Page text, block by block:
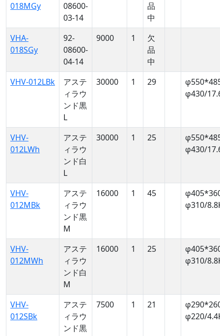
018MGy
08600-
03-14
品
中
VHA-
018SGy
92-
08600-
04-14
9000 1
欠
品
中
VHV-012LBk
アステ
ィラウ
ンド黒
L
30000 1 29
φ430/
VHV-
012LWh
アステ
ィラウ
ンド白
L
30000 1 25
φ430/
VHV-
012MBk
アステ
ィラウ
ンド黒
M
16000 1 45
φ310/
VHV-
012MWh
アステ
ィラウ
ンド白
M
16000 1 25
φ310/
VHV-
012SBk
アステ
ィラウ
ンド黒
7500 1 21
φ220/